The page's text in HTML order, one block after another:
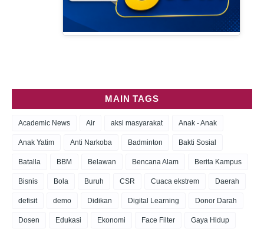
MAIN TAGS
Academic News Air aksi masyarakat Anak - Anak
Anak Yatim Anti Narkoba Badminton Bakti Sosial
Batalla BBM Belawan Bencana Alam Berita Kampus
Bisnis Bola Buruh CSR Cuaca ekstrem Daerah
defisit demo Didikan Digital Learning Donor Darah
Dosen Edukasi Ekonomi Face Filter Gaya Hidup